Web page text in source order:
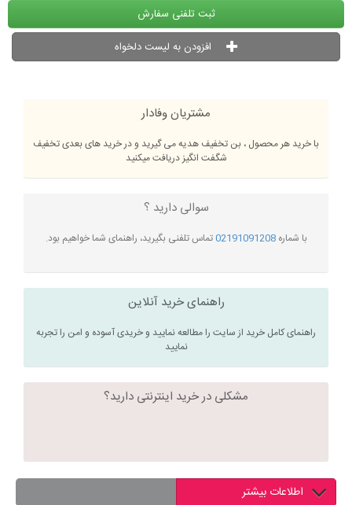
ثبت تلفنی سفارش
افزودن به لیست دلخواه
مشتریان وفادار
با خرید هر محصول ، بن تخفیف هدیه می گیرید و در خرید های بعدی تخفیف
شگفت انگیز دریافت میکنید
سوالی دارید ؟
با شماره02191091208تماس تلفنی بگیرید، راهنمای شما خواهیم بود.
راهنمای خرید آنلاین
راهنمای کامل خرید از سایت را مطالعه نمایید و خریدی آسوده و امن را تجربه
نمایید
مشکلی در خرید اینترنتی دارید؟
اطلاعات بیشتر